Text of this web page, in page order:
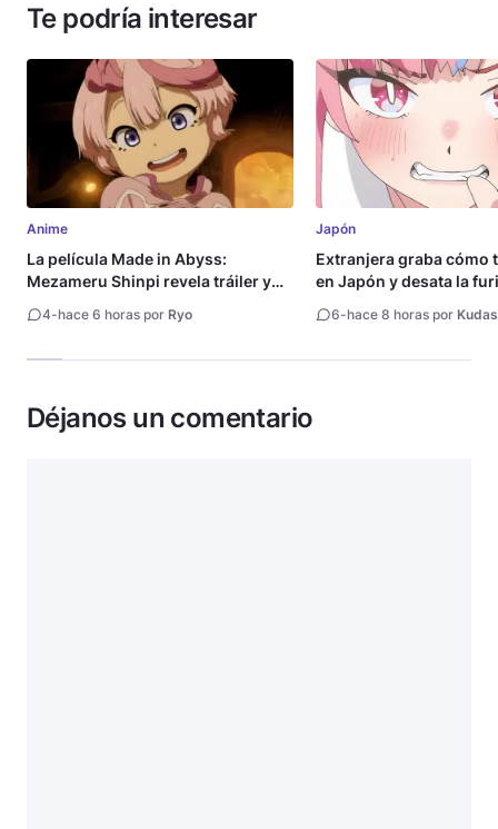
Te podría interesar
Anime
La película Made in Abyss:
Mezameru Shinpi revela tráiler y
4-hace 6 horas por Ryo
Japón
Extranjera graba cómo
en Japón y desata la
6-hace 8 horas por
Déjanos un comentario